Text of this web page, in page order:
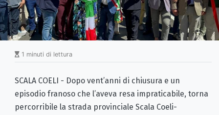
1 minuti di lettura
SCALA COELI - Dopo vent’anni di chiusura e un
episodio franoso che l’aveva resa impraticabile, torna
percorribile la strada provinciale Scala Coeli-